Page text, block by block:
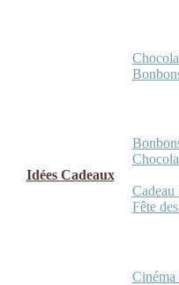
Idées Cadeaux
Cadeau
Fête
Cinéma